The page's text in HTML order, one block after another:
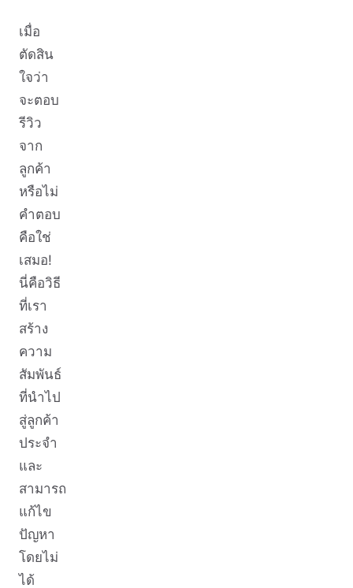
เมื่อ
ตัดสิน
ใจว่า
จะตอบ
รีวิว
จาก
ลูกค้า
หรือไม่
คำตอบ
คือใช่
เสมอ!
นี่คือวิธี
ที่เรา
สร้าง
ความ
สัมพันธ์
ที่นำไป
สู่ลูกค้า
ประจำ
และ
สามารถ
แก้ไข
ปัญหา
โดยไม่
ได้